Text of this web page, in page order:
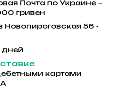
Почта по Украине –
гривен
Новопироговская 56 -
дней
картами